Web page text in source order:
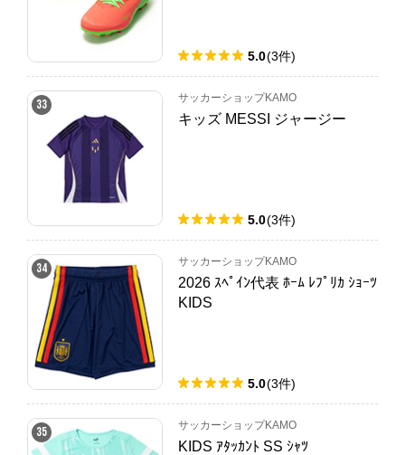
5.0(3件)
33 サッカーショップKAMO
キッズ MESSI ジャージー
5.0(3件)
34 サッカーショップKAMO
2026 ｽﾍﾟｲﾝ代表 ﾎｰﾑ ﾚﾌﾟﾘｶ ｼｮｰﾂ
KIDS
5.0(3件)
35 サッカーショップKAMO
KIDS ｱﾀｯｶﾝﾄ SS ｼｬﾂ